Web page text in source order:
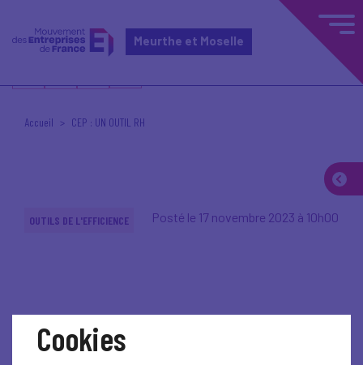
Meurthe et Moselle
Accueil CEP : UN OUTIL RH
OUTILS DE L'EFFICIENCE Posté le 17 novembre 2023 à 10h00
Cookies